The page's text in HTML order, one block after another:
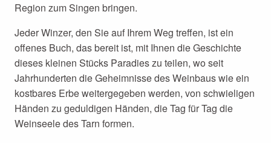
Region zum Singen bringen.
Jeder Winzer, den Sie auf Ihrem Weg treffen, ist ein
offenes Buch, das bereit ist, mit Ihnen die Geschichte
dieses kleinen Stücks Paradies zu teilen, wo seit
Jahrhunderten die Geheimnisse des Weinbaus wie ein
kostbares Erbe weitergegeben werden, von schwieligen
Händen zu geduldigen Händen, die Tag für Tag die
Weinseele des Tarn formen.